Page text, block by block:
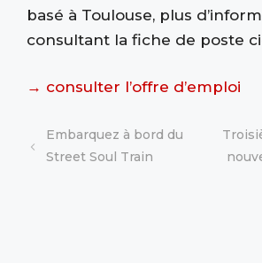
basé à Toulouse, plus
consultant la fiche de poste
→ consulter l’offre d’emploi
Embarquez à bord du
Street Soul Train